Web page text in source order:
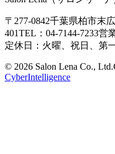
〒277-0842千葉県柏市末
401TEL：04-7144-7233営
定休日：火曜、祝日、第
© 2026 Salon Lena Co., Ltd.
CyberIntelligence